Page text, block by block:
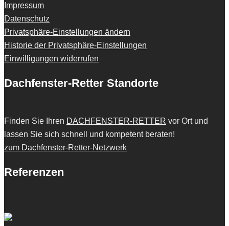
Impressum
Datenschutz
Privatsphäre-Einstellungen ändern
Historie der Privatsphäre-Einstellungen
Einwilligungen widerrufen
Dachfenster-Retter Standorte
Finden Sie Ihren DACHFENSTER-RETTER vor Ort und
lassen Sie sich schnell und kompetent beraten!
zum Dachfenster-Retter-Netzwerk
Referenzen